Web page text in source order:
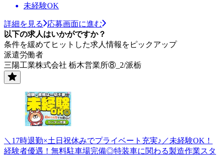
未経験OK
詳細を見る
応募画面に進む
以下の求人はいかがですか？
条件を緩めてヒットした求人情報をピックアップ
派遣労働者
三陽工業株式会社 栃木営業所⑧_2/派栃
＼17時退勤×土日祝休みでプライベート充実♪／未経験OK！
経験者優遇！無料駐車場完備◎特装車に関わる製造作業スタ